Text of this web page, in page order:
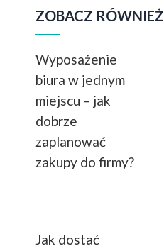
ZOBACZ RÓWNIEŻ
Wyposażenie
biura w jednym
miejscu – jak
dobrze
zaplanować
zakupy do firmy?
Jak dostać